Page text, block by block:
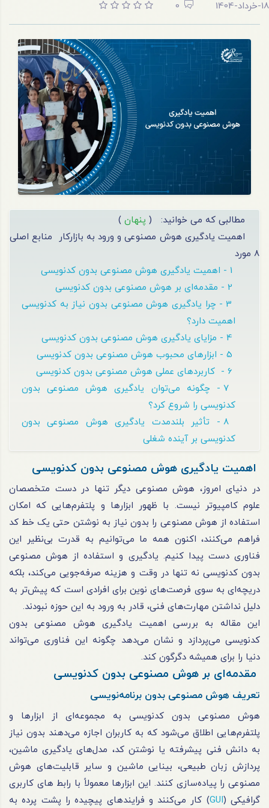
18-خرداد-1404 0
مطالبی که می خوانید: ( پنهان )
اهمیت یادگیری هوش مصنوعی و ورود به بازارکار
منابع اصلی
8 مورد
3 - چرا یادگیری هوش مصنوعی بدون نیاز به کدنویسی
اهمیت دارد؟
7 - چگونه می‌توان یادگیری هوش مصنوعی بدون
کدنویسی را شروع کرد؟
8 - تأثیر بلندمدت یادگیری هوش مصنوعی بدون
کدنویسی بر آینده شغلی
اهمیت یادگیری هوش مصنوعی بدون کدنویسی
در دنیای امروز، هوش مصنوعی دیگر تنها در دست متخصصان
علوم کامپیوتر نیست. با ظهور ابزارها و پلتفرم‌هایی که امکان
استفاده از هوش مصنوعی را بدون نیاز به نوشتن حتی یک خط کد
فراهم می‌کنند، اکنون همه ما می‌توانیم به قدرت بی‌نظیر این
فناوری دست پیدا کنیم. یادگیری و استفاده از هوش مصنوعی
بدون کدنویسی نه تنها در وقت و هزینه صرفه‌جویی می‌کند، بلکه
دریچه‌ای به سوی فرصت‌های نوین برای افرادی است که پیش‌تر به
دلیل نداشتن مهارت‌های فنی، قادر به ورود به این حوزه نبودند.
این مقاله به بررسی اهمیت یادگیری هوش مصنوعی بدون
کدنویسی می‌پردازد و نشان می‌دهد چگونه این فناوری می‌تواند
دنیا را برای همیشه دگرگون کند.
مقدمه‌ای بر هوش مصنوعی بدون کدنویسی
تعریف هوش مصنوعی بدون برنامه‌نویسی
هوش مصنوعی بدون کدنویسی به مجموعه‌ای از ابزارها و
پلتفرم‌هایی اطلاق می‌شود که به کاربران اجازه می‌دهند بدون نیاز
به دانش فنی پیشرفته یا نوشتن کد، مدل‌های یادگیری ماشین،
پردازش زبان طبیعی، بینایی ماشین و سایر قابلیت‌های هوش
مصنوعی را پیاده‌سازی کنند. این ابزارها معمولاً با رابط‌ های کاربری
گرافیکی (GUI) کار می‌کنند و فرایندهای پیچیده را پشت پرده به